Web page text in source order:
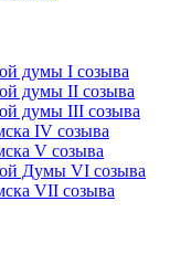
думы I созыва
думы II созыва
думы III созыва
IV созыва
V созыва
Думы VI созыва
VII созыва